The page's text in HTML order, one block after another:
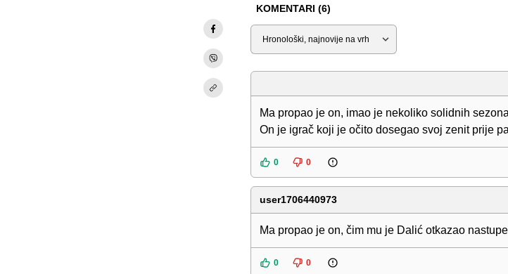
KOMENTARI (6)
Sortiraj
Ma propao je on, imao je nekoliko solidnih
On je igrač koji je očito dosegao svoj zenit prije
0 0
user1706440973
Ma propao je on, čim mu je Dalić otkazao
0 0